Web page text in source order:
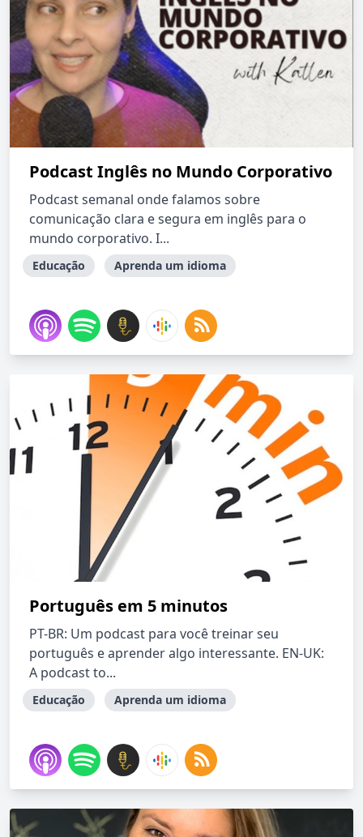
Podcast Inglês no Mundo Corporativo
Podcast semanal onde falamos sobre
comunicação clara e segura em inglês para o
mundo corporativo. I...
Educação Aprenda um idioma
Português em 5 minutos
PT-BR: Um podcast para você treinar seu
português e aprender algo interessante. EN-UK:
A podcast to...
Educação Aprenda um idioma